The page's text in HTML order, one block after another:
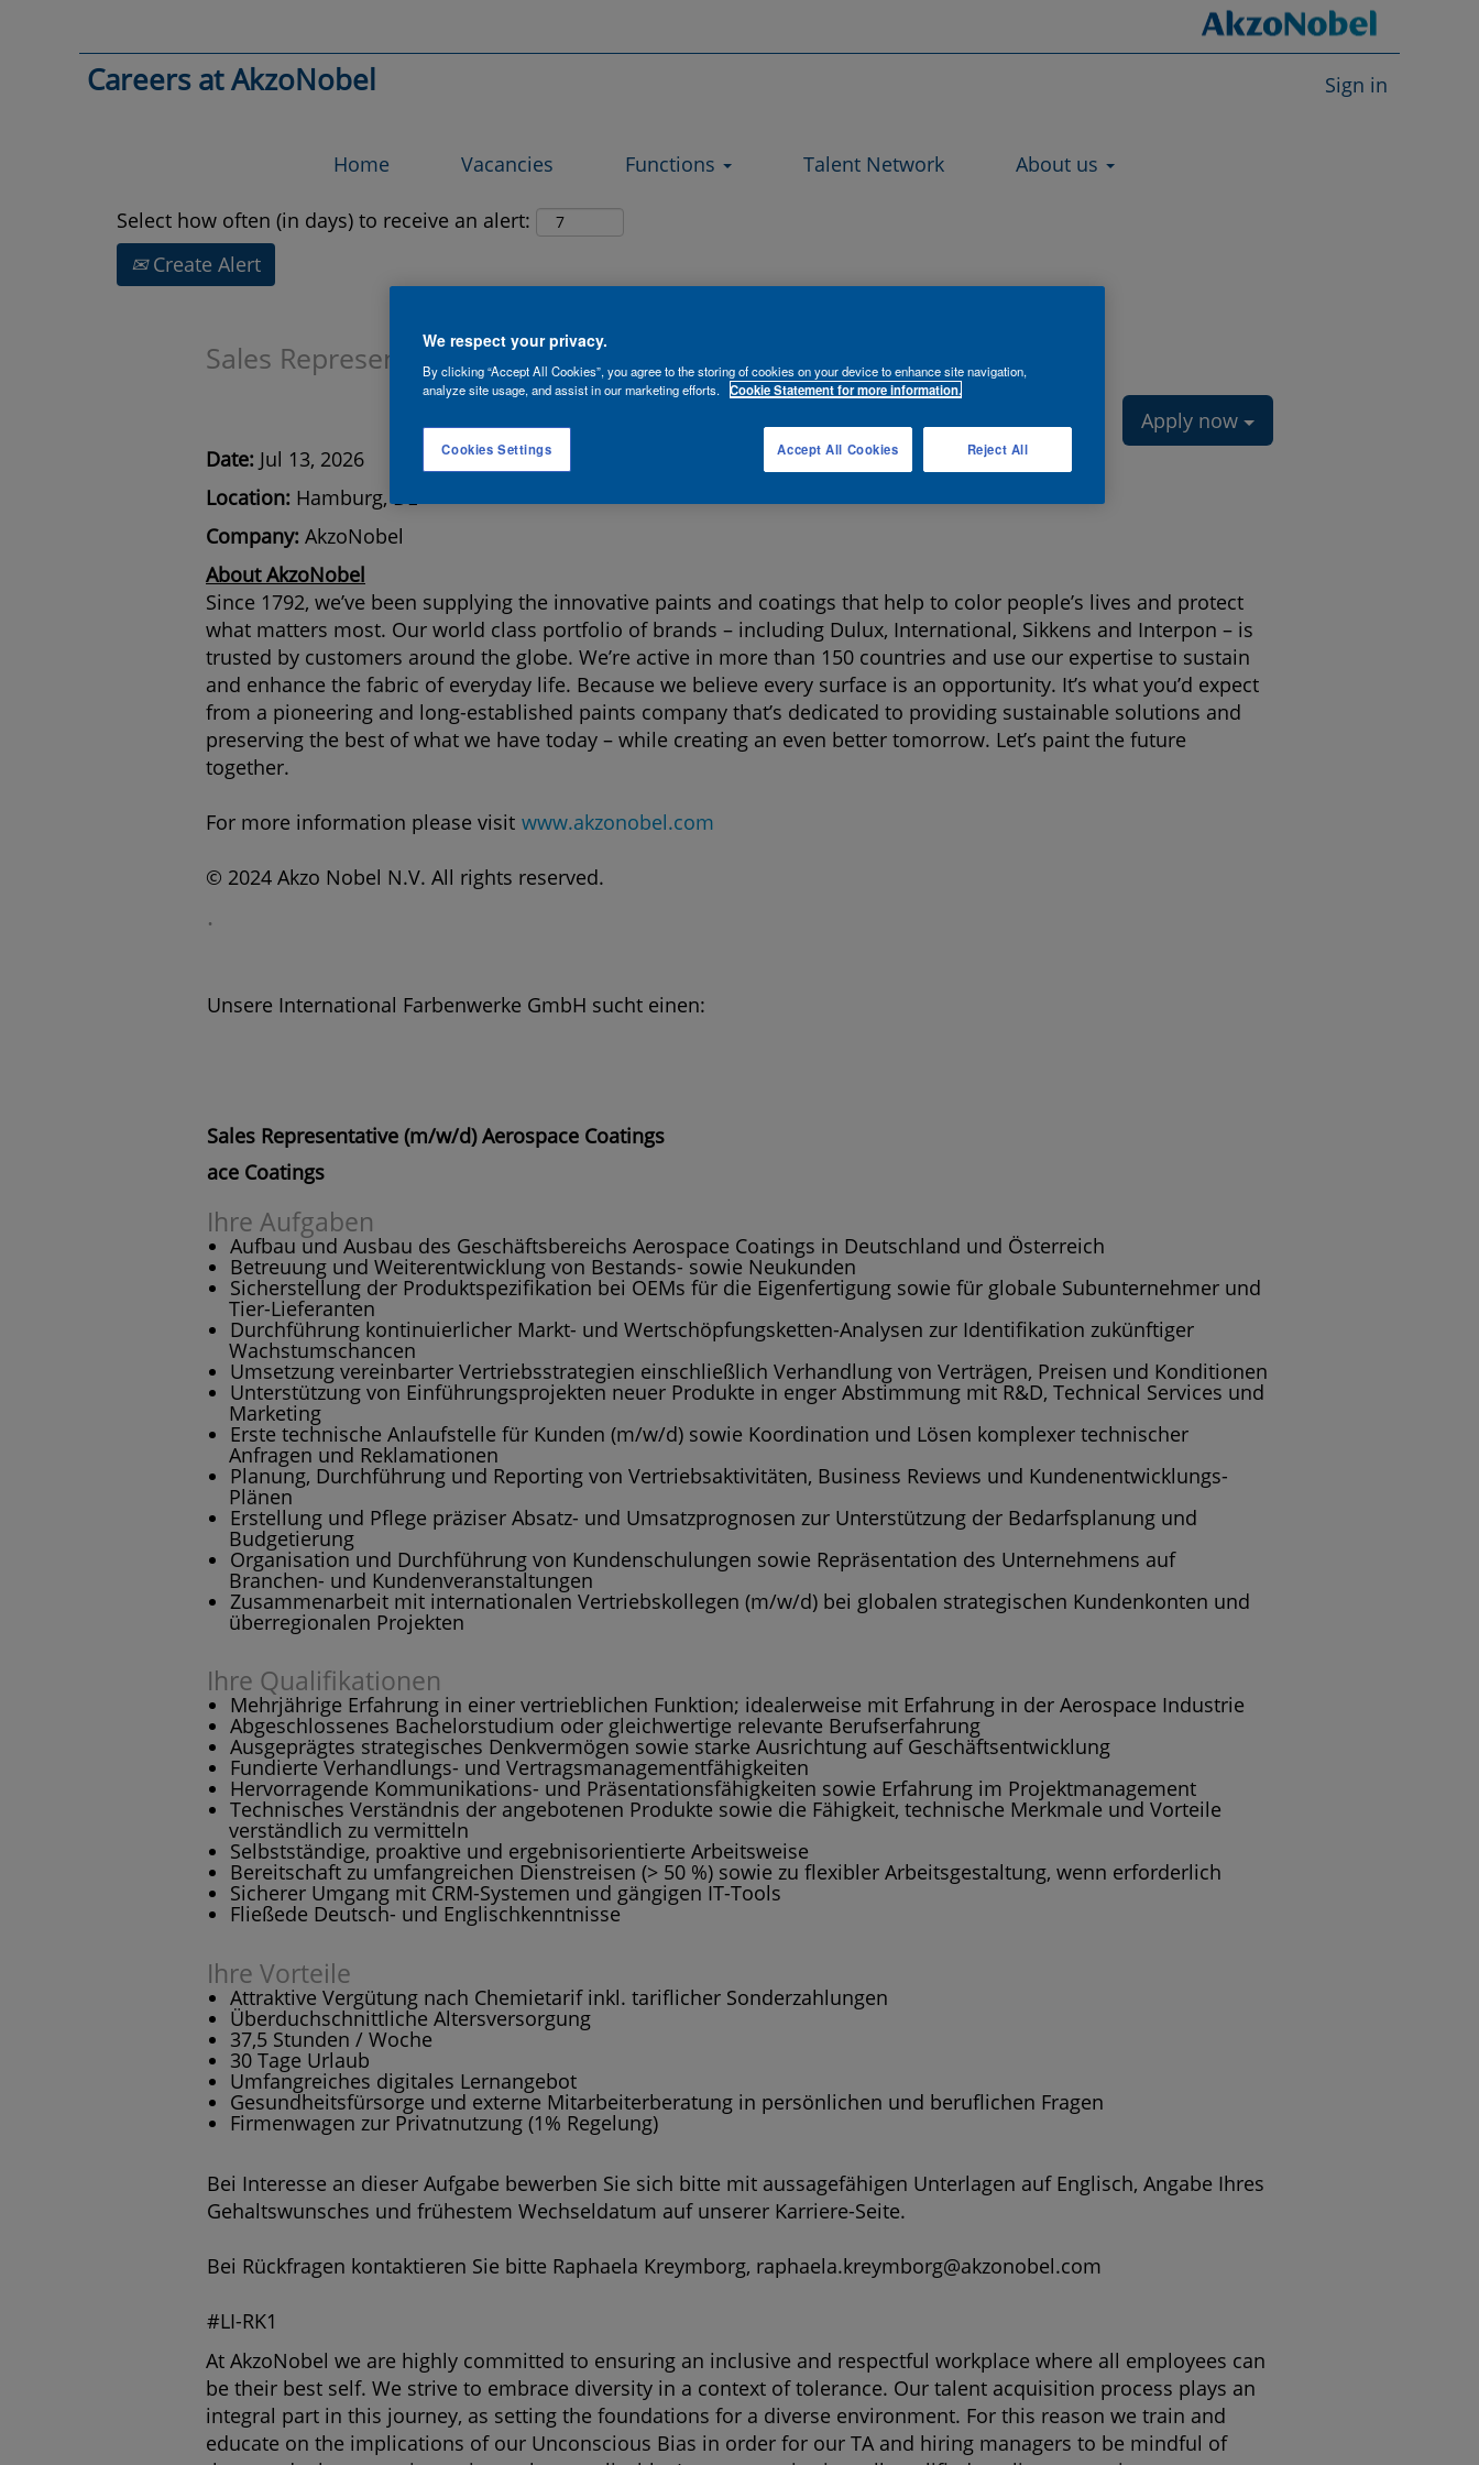
Careers at AkzoNobel Sign in
Home Vacancies Functions Talent Network About us
Search by Keyword Search by Location
Select how often (in days) to receive an alert:
Create Alert
Sales Representative (m/w/d)
Apply now
Date: Jul 13, 2026
Location: Hamburg, DE
Company: AkzoNobel
About AkzoNobel
Since 1792, we’ve been supplying the innovative paints and coatings that help to color people’s lives and protect
what matters most. Our world class portfolio of brands – including Dulux, International, Sikkens and Interpon – is
trusted by customers around the globe. We’re active in more than 150 countries and use our expertise to sustain
and enhance the fabric of everyday life. Because we believe every surface is an opportunity. It’s what you’d expect
from a pioneering and long-established paints company that’s dedicated to providing sustainable solutions and
preserving the best of what we have today – while creating an even better tomorrow. Let’s paint the future
together.
For more information please visit www.akzonobel.com
© 2024 Akzo Nobel N.V. All rights reserved.
.
Unsere International Farbenwerke GmbH sucht einen:
Sales Representative (m/w/d) Aerospace Coatings
ace Coatings
Ihre Aufgaben
Aufbau und Ausbau des Geschäftsbereichs Aerospace Coatings in Deutschland und Österreich
Betreuung und Weiterentwicklung von Bestands- sowie Neukunden
Sicherstellung der Produktspezifikation bei OEMs für die Eigenfertigung sowie für globale Subunternehmer und
Tier-Lieferanten
Durchführung kontinuierlicher Markt- und Wertschöpfungsketten-Analysen zur Identifikation zukünftiger
Wachstumschancen
Umsetzung vereinbarter Vertriebsstrategien einschließlich Verhandlung von Verträgen, Preisen und Konditionen
Unterstützung von Einführungsprojekten neuer Produkte in enger Abstimmung mit R&D, Technical Services und
Marketing
Erste technische Anlaufstelle für Kunden (m/w/d) sowie Koordination und Lösen komplexer technischer
Anfragen und Reklamationen
Planung, Durchführung und Reporting von Vertriebsaktivitäten, Business Reviews und Kundenentwicklungs-
Plänen
Erstellung und Pflege präziser Absatz- und Umsatzprognosen zur Unterstützung der Bedarfsplanung und
Budgetierung
Organisation und Durchführung von Kundenschulungen sowie Repräsentation des Unternehmens auf
Branchen- und Kundenveranstaltungen
Zusammenarbeit mit internationalen Vertriebskollegen (m/w/d) bei globalen strategischen Kundenkonten und
überregionalen Projekten
Ihre Qualifikationen
Mehrjährige Erfahrung in einer vertrieblichen Funktion; idealerweise mit Erfahrung in der Aerospace Industrie
Abgeschlossenes Bachelorstudium oder gleichwertige relevante Berufserfahrung
Ausgeprägtes strategisches Denkvermögen sowie starke Ausrichtung auf Geschäftsentwicklung
Fundierte Verhandlungs- und Vertragsmanagementfähigkeiten
Hervorragende Kommunikations- und Präsentationsfähigkeiten sowie Erfahrung im Projektmanagement
Technisches Verständnis der angebotenen Produkte sowie die Fähigkeit, technische Merkmale und Vorteile
verständlich zu vermitteln
Selbstständige, proaktive und ergebnisorientierte Arbeitsweise
Bereitschaft zu umfangreichen Dienstreisen (> 50 %) sowie zu flexibler Arbeitsgestaltung, wenn erforderlich
Sicherer Umgang mit CRM-Systemen und gängigen IT-Tools
Fließede Deutsch- und Englischkenntnisse
Ihre Vorteile
Attraktive Vergütung nach Chemietarif inkl. tariflicher Sonderzahlungen
Überduchschnittliche Altersversorgung
37,5 Stunden / Woche
30 Tage Urlaub
Umfangreiches digitales Lernangebot
Gesundheitsfürsorge und externe Mitarbeiterberatung in persönlichen und beruflichen Fragen
Firmenwagen zur Privatnutzung (1% Regelung)
Bei Interesse an dieser Aufgabe bewerben Sie sich bitte mit aussagefähigen Unterlagen auf Englisch, Angabe Ihres
Gehaltswunsches und frühestem Wechseldatum auf unserer Karriere-Seite.
Bei Rückfragen kontaktieren Sie bitte Raphaela Kreymborg, raphaela.kreymborg@akzonobel.com
#LI-RK1
At AkzoNobel we are highly committed to ensuring an inclusive and respectful workplace where all employees can
be their best self. We strive to embrace diversity in a context of tolerance. Our talent acquisition process plays an
integral part in this journey, as setting the foundations for a diverse environment. For this reason we train and
educate on the implications of our Unconscious Bias in order for our TA and hiring managers to be mindful of
We respect your privacy.
By clicking “Accept All Cookies”, you agree to the storing of cookies on your device to enhance site navigation,
analyze site usage, and assist in our marketing efforts.
Cookie Statement for more information.
Cookies Settings Reject All
Accept All Cookies